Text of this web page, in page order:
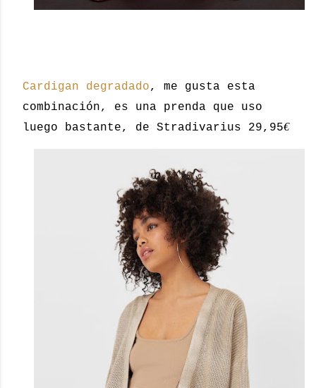
Cardigan degradado, me gusta esta
combinación, es una prenda que uso
luego bastante, de Stradivarius 29,95€